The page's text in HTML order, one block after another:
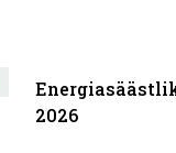
2026